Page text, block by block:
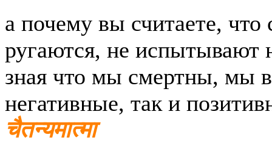
а почему вы считаете,
ругаются, не испытывают
зная что мы смертны, мы
негативные, так и
चैतन्यमात्मा